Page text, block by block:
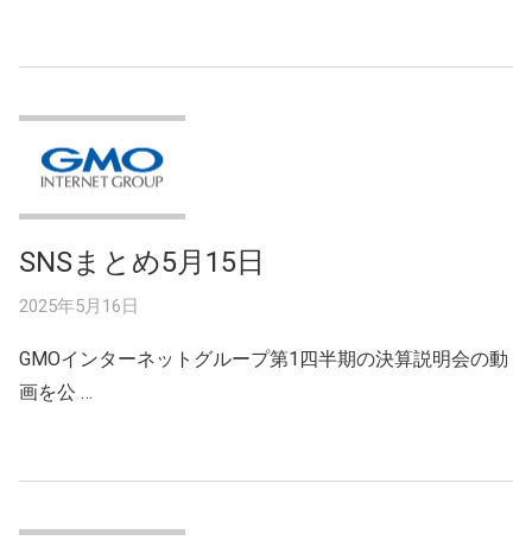
SNSまとめ5月15日
2025年5月16日
GMOインターネットグループ第1四半期の決算説明会の動
画を公 …